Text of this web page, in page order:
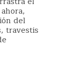
del
travestis